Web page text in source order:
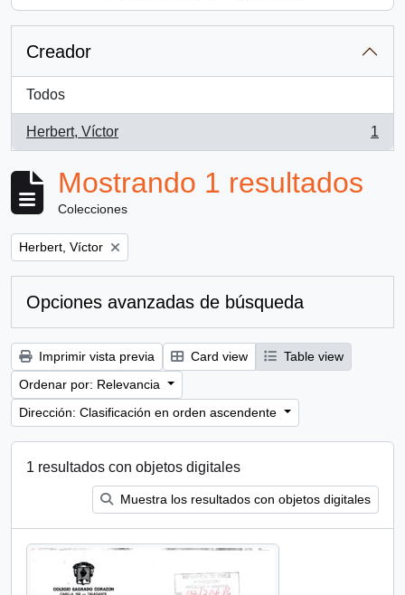
Creador
Todos
Herbert, Víctor
, 1 resultados
1
Mostrando 1 resultados
Colecciones
Remove filter:
Herbert, Víctor
Opciones avanzadas de búsqueda
Imprimir vista previa Card view
Table view
Ordenar por: Relevancia
Dirección: Clasificación en orden ascendente
1 resultados con objetos digitales
Muestra los resultados con objetos digitales